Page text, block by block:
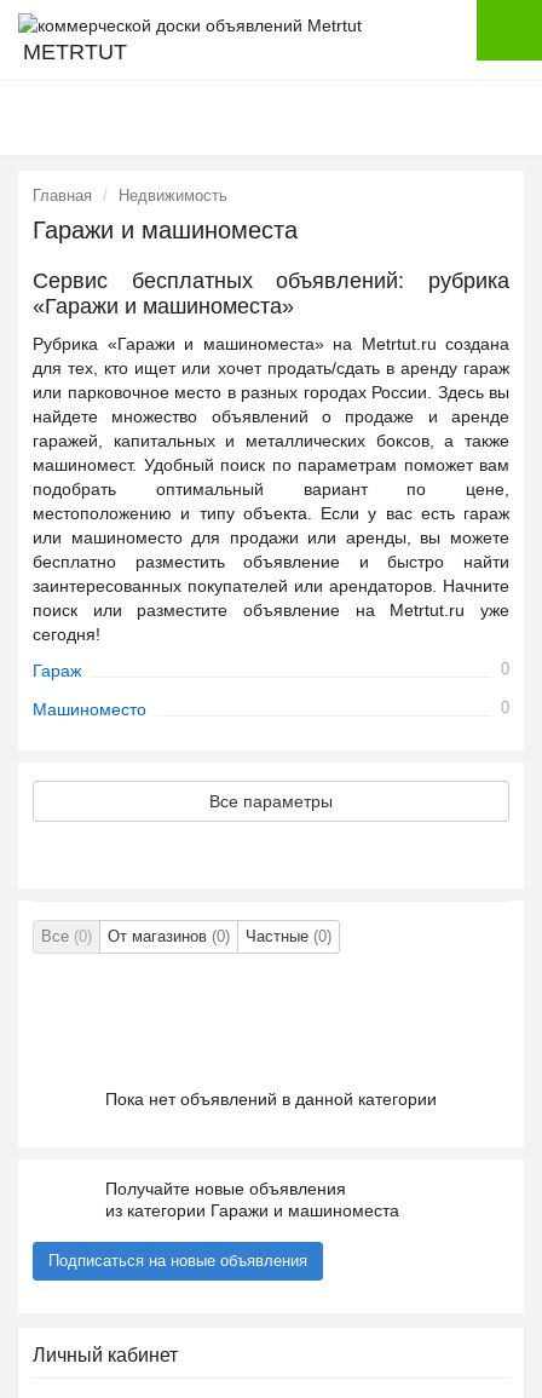
METRTUT
Главная Недвижимость
Гаражи и машиноместа
Сервис бесплатных объявлений: рубрика
«Гаражи и машиноместа»
Рубрика «Гаражи и машиноместа» на Metrtut.ru создана
для тех, кто ищет или хочет продать/сдать в аренду гараж
или парковочное место в разных городах России. Здесь вы
найдете множество объявлений о продаже и аренде
гаражей, капитальных и металлических боксов, а также
машиномест. Удобный поиск по параметрам поможет вам
подобрать оптимальный вариант по цене,
местоположению и типу объекта. Если у вас есть гараж
или машиноместо для продажи или аренды, вы можете
бесплатно разместить объявление и быстро найти
заинтересованных покупателей или арендаторов. Начните
поиск или разместите объявление на Metrtut.ru уже
сегодня!
Гараж
0
Машиноместо 0
Все параметры
Все (0) От магазинов (0) Частные (0)
Пока нет объявлений в данной категории
Получайте новые объявления
из категории Гаражи и машиноместа
Подписаться на новые объявления
Личный кабинет